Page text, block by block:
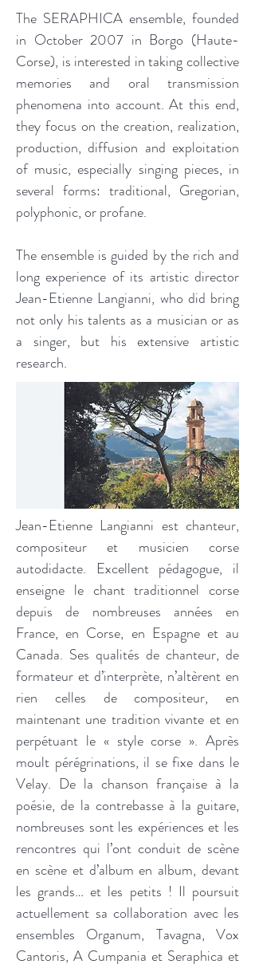
The SERAPHICA ensemble, founded
in October 2007 in Borgo (Haute-
Corse), is interested in taking collective
memories and oral transmission
phenomena into account. At this end,
they focus on the creation, realization,
production, diffusion and exploitation
of music, especially singing pieces, in
several forms: traditional, Gregorian,
polyphonic, or profane.
The ensemble is guided by the rich and
long experience of its artistic director
Jean-Etienne Langianni, who did bring
not only his talents as a musician or as
a singer, but his extensive artistic
research.
Jean-Etienne Langianni est chanteur,
compositeur et musicien corse
autodidacte. Excellent pédagogue, il
enseigne le chant traditionnel corse
depuis de nombreuses années en
France, en Corse, en Espagne et au
Canada. Ses qualités de chanteur, de
formateur et d’interprète, n’altèrent en
rien celles de compositeur, en
maintenant une tradition vivante et en
perpétuant le « style corse ». Après
moult pérégrinations, il se fixe dans le
Velay. De la chanson française à la
poésie, de la contrebasse à la guitare,
nombreuses sont les expériences et les
rencontres qui l’ont conduit de scène
en scène et d’album en album, devant
les grands… et les petits ! Il poursuit
actuellement sa collaboration avec les
ensembles Organum, Tavagna, Vox
Cantoris, A Cumpania et Seraphica et